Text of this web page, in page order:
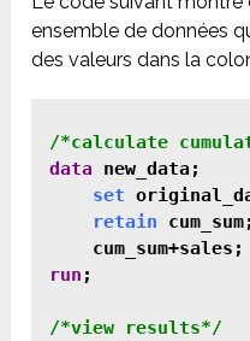
ensemble de données
des valeurs dans la
data new_data;
set
retain cum_sum;
run ;